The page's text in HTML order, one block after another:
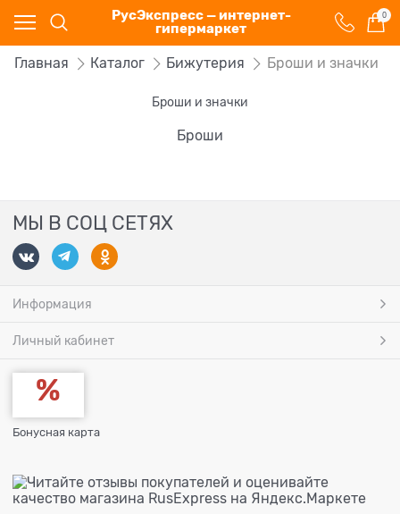
РусЭкспресс — интернет-
гипермаркет
0
Главная Каталог Бижутерия Броши и значки
Броши и значки
Броши
МЫ В СОЦ СЕТЯХ
Информация
Личный кабинет
Бонусная карта